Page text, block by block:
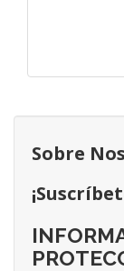
Sobre